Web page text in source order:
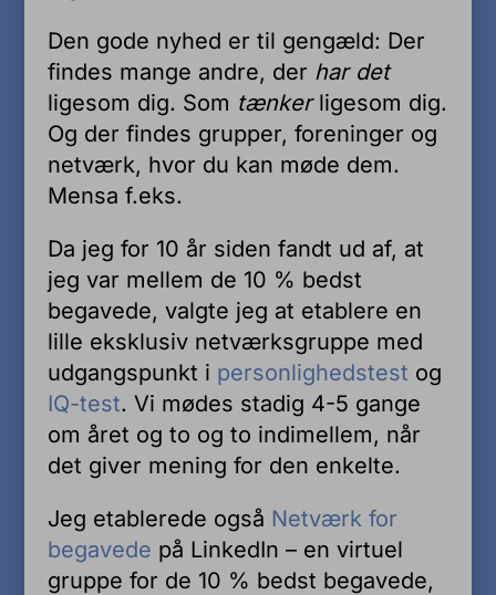
Den gode nyhed er til gengæld: Der
findes mange andre, der har det
ligesom dig. Som tænkerligesom dig.
Og der findes grupper, foreninger og
netværk, hvor du kan møde dem.
Mensa f.eks.
Da jeg for 10 år siden fandt ud af, at
jeg var mellem de 10 % bedst
begavede, valgte jeg at etablere en
lille eksklusiv netværksgruppe med
udgangspunkt i personlighedstest og
IQ-test. Vi mødes stadig 4-5 gange
om året og to og to indimellem, når
det giver mening for den enkelte.
Jeg etablerede også Netværk for
begavede på LinkedIn – en virtuel
gruppe for de 10 % bedst begavede,